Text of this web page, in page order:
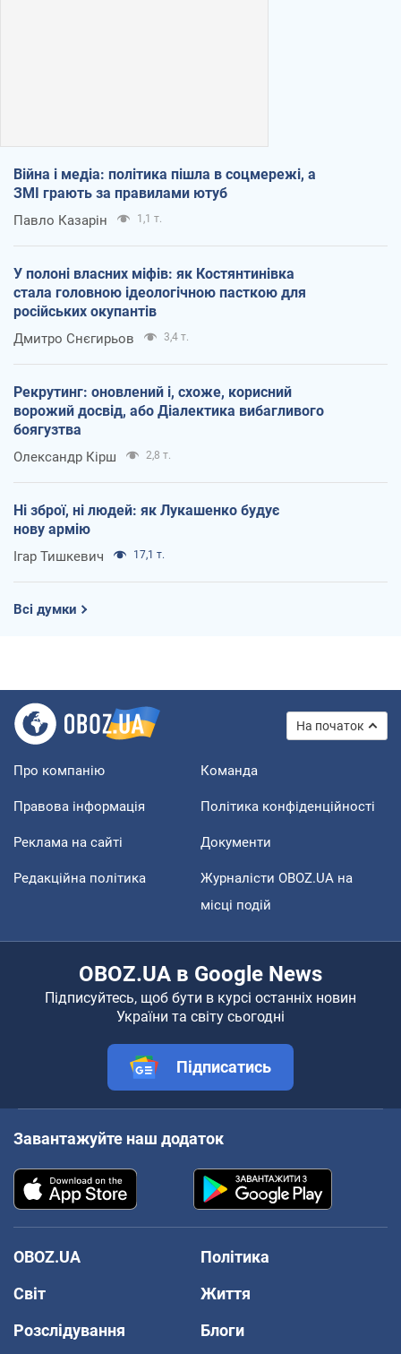
Війна і медіа: політика пішла в соцмережі, а
ЗМІ грають за правилами ютуб
Павло Казарін 1,1 т.
У полоні власних міфів: як Костянтинівка
стала головною ідеологічною пасткою для
російських окупантів
Дмитро Снєгирьов 3,4 т.
Рекрутинг: оновлений і, схоже, корисний
ворожий досвід, або Діалектика вибагливого
боягузтва
Олександр Кірш 2,8 т.
Ні зброї, ні людей: як Лукашенко будує
нову армію
Ігар Тишкевич 17,1 т.
Всі думки
На початок
Про компанію Команда
Правова інформація Політика конфіденційності
Реклама на сайті Документи
Редакційна політика
Журналісти OBOZ.UA на
місці подій
OBOZ.UA в Google News
Підписуйтесь, щоб бути в курсі останніх новин
України та світу сьогодні
Підписатись
Завантажуйте наш додаток
OBOZ.UA
Політика
Світ
Життя
Розслідування
Блоги